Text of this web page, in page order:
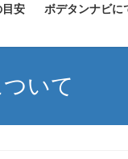
目安 ボデタンナビに
ついて